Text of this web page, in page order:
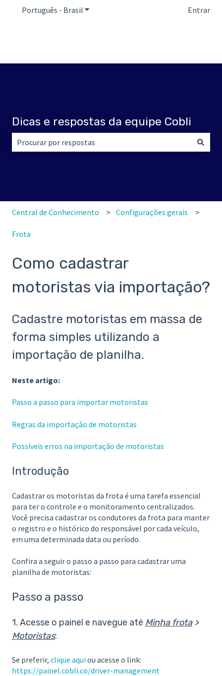
Português - Brasil Mostrar submenu para traduçõesEntrar
Dicas e respostas da equipe Cobli
Central de Conhecimento Configurações gerais
Frota
Como cadastrar
motoristas via importação?
Cadastre motoristas em massa de
forma simples utilizando a
importação de planilha.
Neste artigo:
Passo a passo para importar motoristas
Regras da importação de motoristas
Possíveis erros na importação de motoristas
Introdução
Cadastrar os motoristas da frota é uma tarefa essencial
para ter o controle e o monitoramento centralizados.
Você precisa cadastrar os condutores da frota para manter
o registro e o histórico do responsável por cada veículo,
em uma determinada data ou período.
Confira a seguir o passo a passo para cadastrar uma
planilha de motoristas:
Passo a passo
1. Acesse o painel e navegue até Minha frota>
Motoristas:
Se preferir, clique aquiou acesse o link:
https://painel.cobli.co/driver-management